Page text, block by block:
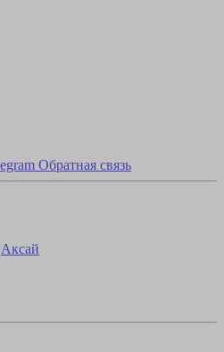
Обратная связь
Аксай